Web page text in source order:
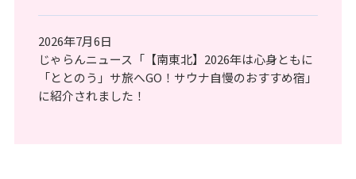
2026年7月6日
じゃらんニュース「【南東北】2026年は心身ともに
「ととのう」サ旅へGO！サウナ自慢のおすすめ宿」
に紹介されました！